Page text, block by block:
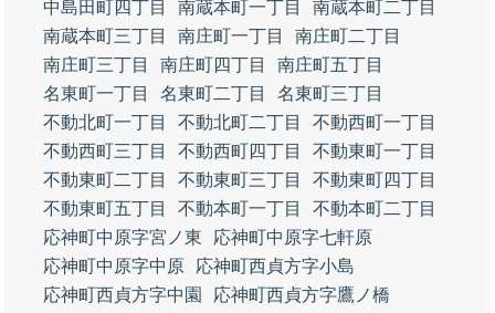
中島田町四丁目
南蔵本町一丁目
南蔵本町二丁目
南蔵本町三丁目
南庄町一丁目
南庄町二丁目
南庄町三丁目
南庄町四丁目
南庄町五丁目
名東町一丁目
名東町二丁目
名東町三丁目
不動北町一丁目
不動北町二丁目
不動西町一丁目
不動西町三丁目
不動西町四丁目
不動東町一丁目
不動東町二丁目
不動東町三丁目
不動東町四丁目
不動東町五丁目
不動本町一丁目
不動本町二丁目
応神町中原字宮ノ東
応神町中原字七軒原
応神町中原字中原
応神町西貞方字小島
応神町西貞方字中園
応神町西貞方字鷹ノ橋